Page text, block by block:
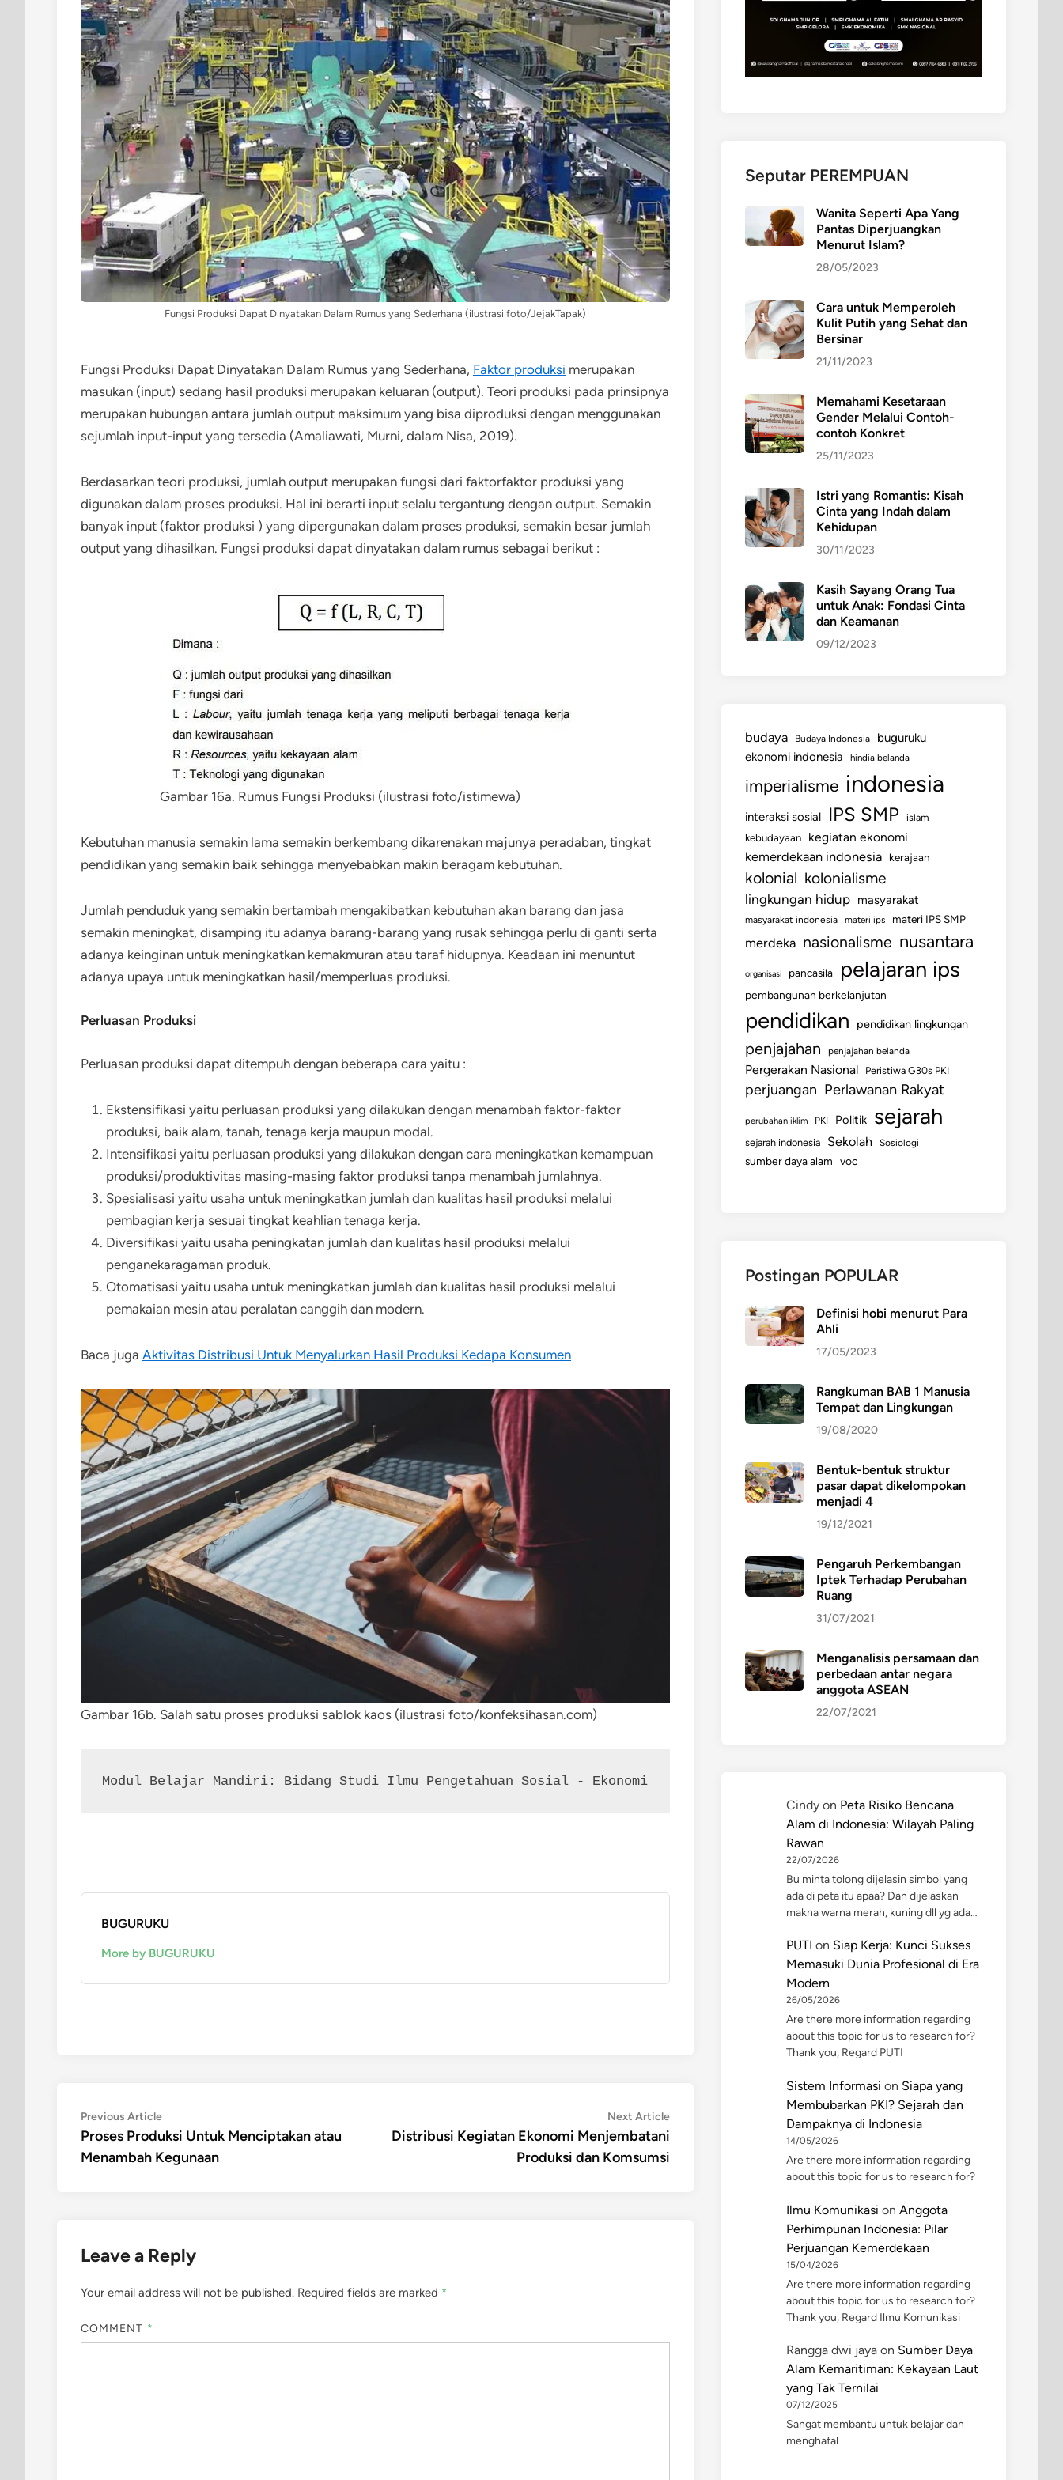
Fungsi Produksi Dapat Dinyatakan Dalam Rumus yang Sederhana (ilustrasi foto/JejakTapak)
Fungsi Produksi Dapat Dinyatakan Dalam Rumus yang Sederhana, Faktor produksi merupakan
masukan (input) sedang hasil produksi merupakan keluaran (output). Teori produksi pada prinsipnya
merupakan hubungan antara jumlah output maksimum yang bisa diproduksi dengan menggunakan
sejumlah input-input yang tersedia (Amaliawati, Murni, dalam Nisa, 2019).
Berdasarkan teori produksi, jumlah output merupakan fungsi dari faktorfaktor produksi yang
digunakan dalam proses produksi. Hal ini berarti input selalu tergantung dengan output. Semakin
banyak input (faktor produksi ) yang dipergunakan dalam proses produksi, semakin besar jumlah
output yang dihasilkan. Fungsi produksi dapat dinyatakan dalam rumus sebagai berikut :
Gambar 16a. Rumus Fungsi Produksi (ilustrasi foto/istimewa)
Kebutuhan manusia semakin lama semakin berkembang dikarenakan majunya peradaban, tingkat
pendidikan yang semakin baik sehingga menyebabkan makin beragam kebutuhan.
Jumlah penduduk yang semakin bertambah mengakibatkan kebutuhan akan barang dan jasa
semakin meningkat, disamping itu adanya barang-barang yang rusak sehingga perlu di ganti serta
adanya keinginan untuk meningkatkan kemakmuran atau taraf hidupnya. Keadaan ini menuntut
adanya upaya untuk meningkatkan hasil/memperluas produksi.
Perluasan Produksi
Perluasan produksi dapat ditempuh dengan beberapa cara yaitu :
Ekstensifikasi yaitu perluasan produksi yang dilakukan dengan menambah faktor-faktor
produksi, baik alam, tanah, tenaga kerja maupun modal.
Intensifikasi yaitu perluasan produksi yang dilakukan dengan cara meningkatkan kemampuan
produksi/produktivitas masing-masing faktor produksi tanpa menambah jumlahnya.
Spesialisasi yaitu usaha untuk meningkatkan jumlah dan kualitas hasil produksi melalui
pembagian kerja sesuai tingkat keahlian tenaga kerja.
Diversifikasi yaitu usaha peningkatan jumlah dan kualitas hasil produksi melalui
penganekaragaman produk.
Otomatisasi yaitu usaha untuk meningkatkan jumlah dan kualitas hasil produksi melalui
pemakaian mesin atau peralatan canggih dan modern.
Baca juga Aktivitas Distribusi Untuk Menyalurkan Hasil Produksi Kedapa Konsumen
Gambar 16b. Salah satu proses produksi sablok kaos (ilustrasi foto/konfeksihasan.com)
Modul Belajar Mandiri: Bidang Studi Ilmu Pengetahuan Sosial - Ekonomi
BUGURUKU
More by BUGURUKU
Post
navigation
Previous ArticlePrevious
article:
Proses Produksi Untuk Menciptakan atau
Menambah Kegunaan
Next ArticleNext
Distribusi Kegiatan Ekonomi Menjembatani
Produksi dan Komsumsi
Leave a Reply
Your email address will not be published. Required fields are marked *
COMMENT *
Seputar PEREMPUAN
Wanita Seperti Apa Yang
Pantas Diperjuangkan
Menurut Islam?
28/05/2023
Cara untuk Memperoleh
Kulit Putih yang Sehat dan
Bersinar
21/11/2023
Memahami Kesetaraan
Gender Melalui Contoh-
contoh Konkret
25/11/2023
Istri yang Romantis: Kisah
Cinta yang Indah dalam
Kehidupan
30/11/2023
Kasih Sayang Orang Tua
untuk Anak: Fondasi Cinta
dan Keamanan
09/12/2023
budaya Budaya Indonesia
buguruku
ekonomi indonesia
hindia belanda
imperialisme indonesia
interaksi sosial IPS SMP
islam
kebudayaan
kegiatan ekonomi
kemerdekaan indonesia kerajaan
kolonial kolonialisme
lingkungan hidup masyarakat
masyarakat indonesia materi ips materi IPS SMP
merdeka nasionalisme nusantara
organisasi pancasila pelajaran ips
pembangunan berkelanjutan
pendidikan pendidikan lingkungan
penjajahan penjajahan belanda
Pergerakan Nasional Peristiwa G30s PKI
perjuangan Perlawanan Rakyat
perubahan iklim PKI Politik sejarah
sejarah indonesia Sekolah Sosiologi
sumber daya alam voc
Postingan POPULAR
Definisi hobi menurut Para
Ahli
17/05/2023
Rangkuman BAB 1 Manusia
Tempat dan Lingkungan
19/08/2020
Bentuk-bentuk struktur
pasar dapat dikelompokan
menjadi 4
19/12/2021
Pengaruh Perkembangan
Iptek Terhadap Perubahan
Ruang
31/07/2021
Menganalisis persamaan dan
perbedaan antar negara
anggota ASEAN
22/07/2021
Cindy on Peta Risiko Bencana
Alam di Indonesia: Wilayah Paling
Rawan
22/07/2026
Bu minta tolong dijelasin simbol yang
ada di peta itu apaa? Dan dijelaskan
makna warna merah, kuning dll yg ada…
PUTI on Siap Kerja: Kunci Sukses
Memasuki Dunia Profesional di Era
Modern
26/05/2026
Are there more information regarding
about this topic for us to research for?
Thank you, Regard PUTI
Sistem Informasi on Siapa yang
Membubarkan PKI? Sejarah dan
Dampaknya di Indonesia
14/05/2026
Are there more information regarding
about this topic for us to research for?
Ilmu Komunikasi on Anggota
Perhimpunan Indonesia: Pilar
Perjuangan Kemerdekaan
15/04/2026
Are there more information regarding
about this topic for us to research for?
Thank you, Regard Ilmu Komunikasi
Rangga dwi jaya on Sumber Daya
Alam Kemaritiman: Kekayaan Laut
yang Tak Ternilai
07/12/2025
Sangat membantu untuk belajar dan
menghafal